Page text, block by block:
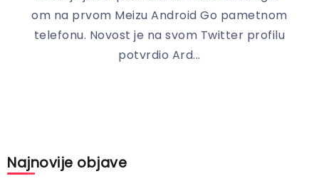
om na prvom Meizu Android Go pametnom
telefonu. Novost je na svom Twitter profilu
potvrdio Ard...
Najnovije objave